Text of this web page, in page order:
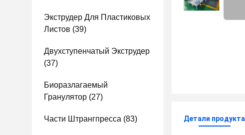
Экструдер Для Пластиковых
Листов (39)
Двухступенчатый Экструдер
(37)
Биоразлагаемый
Гранулятор (27)
Части Штрангпресса (83) Детали продукта